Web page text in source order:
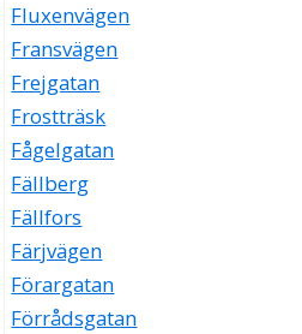
Fluxenvägen
Fransvägen
Frejgatan
Frostträsk
Fågelgatan
Fällberg
Fällfors
Färjvägen
Förargatan
Förrådsgatan